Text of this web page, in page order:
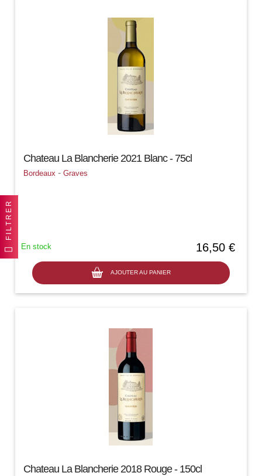
Chateau La Blancherie 2021 Blanc - 75cl
Bordeaux -Graves
16,50 €
AJOUTER AU PANIER
En stock
Chateau La Blancherie 2018 Rouge - 150cl
FILTRER